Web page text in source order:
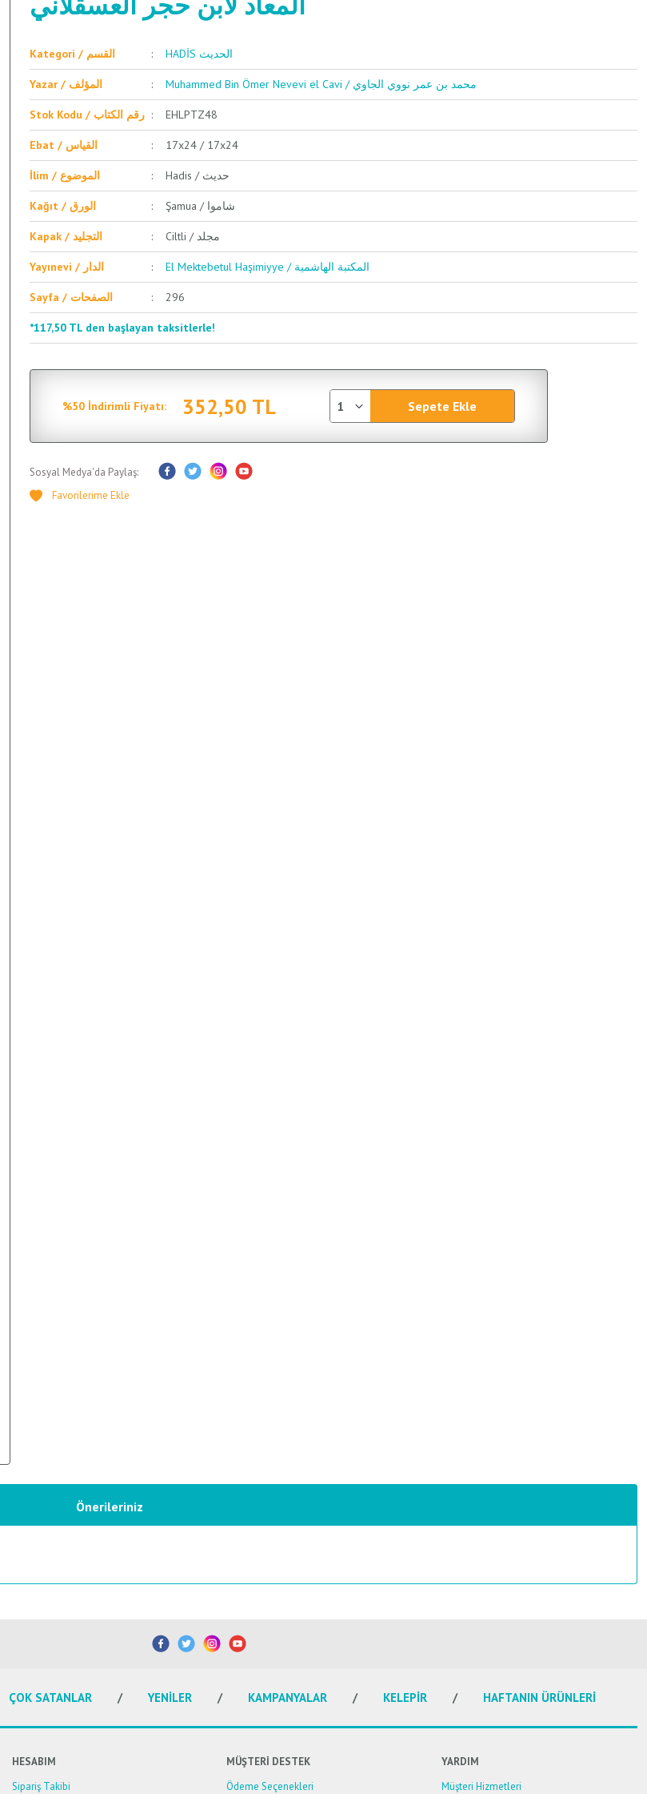
Kategori / القسم HADİS الحديث
Yazar / المؤلف Muhammed Bin Ömer Nevevi el Cavi / محمد بن عمر نووي الجاوي
Stok Kodu / رقم الكتاب EHLPTZ48
Ebat / القياس 17x24 / 17x24
İlim / الموضوع Hadis / حديث
Kağıt / الورق Şamua / شاموا
Kapak / التجليد Ciltli / مجلد
Yayınevi / الدار El Mektebetul Haşimiyye / المكتبة الهاشمية
Sayfa / الصفحات 296
*117,50 TL den başlayan taksitlerle!
%50 İndirimli Fiyatı: 352,50 TL Sepete Ekle
Sosyal Medya'da Paylaş:
Önerileriniz
Bu ürüne ilk yorumu siz yapın!
Yorum Yaz
ÇOK SATANLAR YENİLER KAMPANYALAR KELEPİR HAFTANIN ÜRÜNLERİ
HESABIM
Sipariş Takibi
MÜŞTERİ DESTEK
Ödeme Seçenekleri
YARDIM
Müşteri Hizmetleri